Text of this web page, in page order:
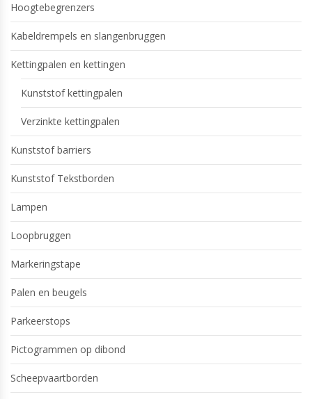
Hoogtebegrenzers
Kabeldrempels en slangenbruggen
Kettingpalen en kettingen
Kunststof kettingpalen
Verzinkte kettingpalen
Kunststof barriers
Kunststof Tekstborden
Lampen
Loopbruggen
Markeringstape
Palen en beugels
Parkeerstops
Pictogrammen op dibond
Scheepvaartborden